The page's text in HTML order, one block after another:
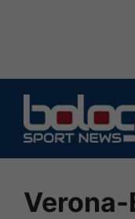
contenuto